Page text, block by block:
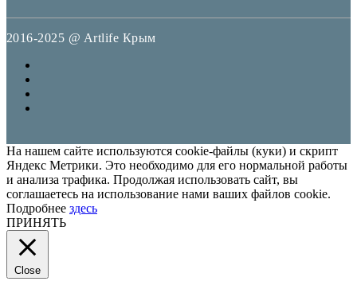
2016-2025 @ Artlife Крым
На нашем сайте используются cookie-файлы (куки) и скрипт
Яндекс Метрики. Это необходимо для его нормальной работы
и анализа трафика. Продолжая использовать сайт, вы
соглашаетесь на использование нами ваших файлов cookie.
Подробнее здесь
ПРИНЯТЬ
Close